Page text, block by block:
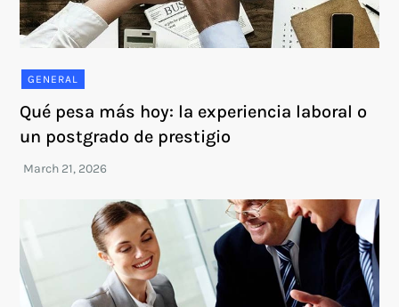
GENERAL
Qué pesa más hoy: la experiencia laboral o
un postgrado de prestigio